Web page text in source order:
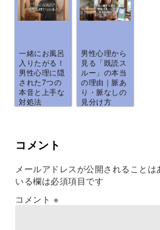
一緒にお風呂
入りたがる！
男性心理に隠
された7つの
本音と上手な
対処法
男性心理から
見る「既読ス
ルー」の本当
の理由｜脈あ
り・脈なしの
見分け方
コメント
メールアドレスが公開されることは
いる欄は必須項目です
コメント ※